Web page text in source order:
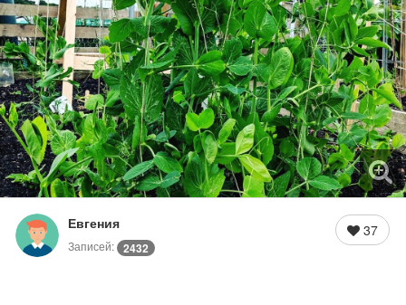
Евгения
Записей: 2432
37